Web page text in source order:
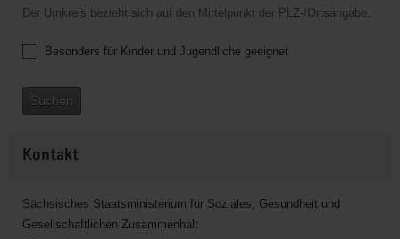
Der Umkreis bezieht sich auf den Mittelpunkt der PLZ-/Ortsangabe.
Besonders für Kinder und Jugendliche geeignet
Suchen
Kontakt
Sächsisches Staatsministerium für Soziales, Gesundheit und
Gesellschaftlichen Zusammenhalt